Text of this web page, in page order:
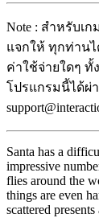
Note : สำหรับเก
แจกให้ ทุกท่านไ
ค่าใช้จ่ายใดๆ
โปรแกรมนี้ได้ผ่
Santa has a
impressive
flies around the
things are even
scattered